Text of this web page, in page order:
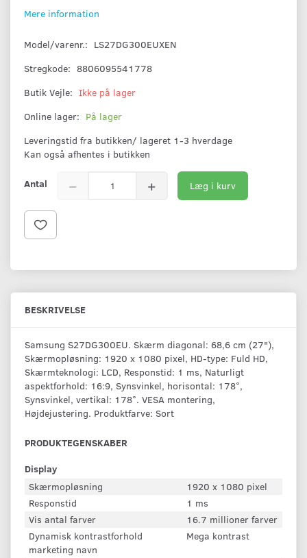
Mere information
Model/varenr.: LS27DG300EUXEN
Stregkode: 8806095541778
Butik Vejle: Ikke på lager
Online lager: På lager
Leveringstid fra butikken/ lageret 1-3 hverdage
Kan også afhentes i butikken
Antal Læg i kurv
BESKRIVELSE
Samsung S27DG300EU. Skærm diagonal: 68,6 cm (27"),
Skærmopløsning: 1920 x 1080 pixel, HD-type: Fuld HD,
Skærmteknologi: LCD, Responstid: 1 ms, Naturligt
aspektforhold: 16:9, Synsvinkel, horisontal: 178°,
Synsvinkel, vertikal: 178°. VESA montering,
Højdejustering. Produktfarve: Sort
PRODUKTEGENSKABER
Display
Skærmopløsning
1920 x 1080 pixel
Responstid
1 ms
Vis antal farver
16.7 millioner farver
Dynamisk kontrastforhold
marketing navn
Mega kontrast